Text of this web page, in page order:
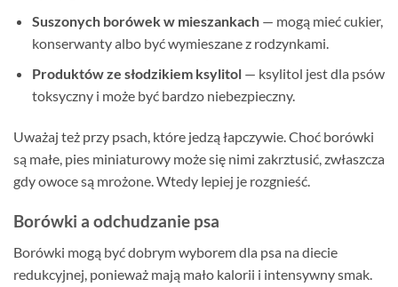
Suszonych borówek w mieszankach— mogą mieć cukier,
konserwanty albo być wymieszane z rodzynkami.
Produktów ze słodzikiem ksylitol— ksylitol jest dla psów
toksyczny i może być bardzo niebezpieczny.
Uważaj też przy psach, które jedzą łapczywie. Choć borówki
są małe, pies miniaturowy może się nimi zakrztusić, zwłaszcza
gdy owoce są mrożone. Wtedy lepiej je rozgnieść.
Borówki a odchudzanie psa
Borówki mogą być dobrym wyborem dla psa na diecie
redukcyjnej, ponieważ mają mało kalorii i intensywny smak.